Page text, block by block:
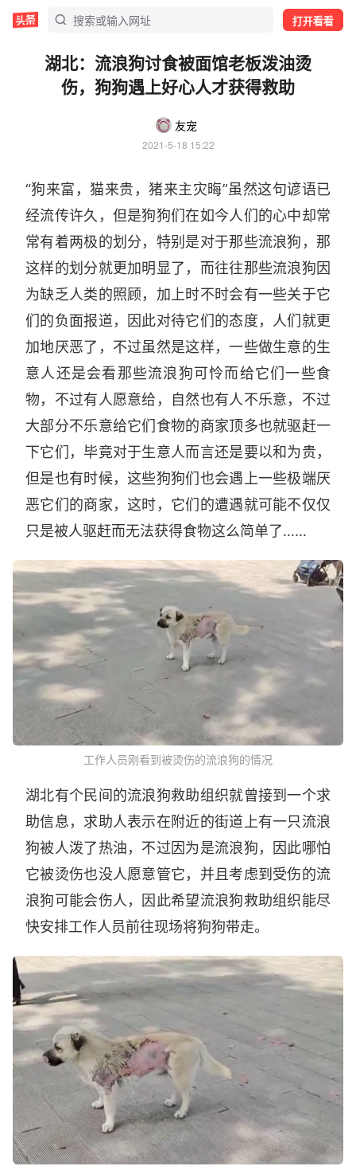
打开看看
湖北：流浪狗讨食被面馆老板泼油烫
伤，狗狗遇上好心人才获得救助
友宠
2021-5-18 15:22
“狗来富，猫来贵，猪来主灾晦”虽然这句谚语已
经流传许久，但是狗狗们在如今人们的心中却常
常有着两极的划分，特别是对于那些流浪狗，那
这样的划分就更加明显了，而往往那些流浪狗因
为缺乏人类的照顾，加上时不时会有一些关于它
们的负面报道，因此对待它们的态度，人们就更
加地厌恶了，不过虽然是这样，一些做生意的生
意人还是会看那些流浪狗可怜而给它们一些食
物，不过有人愿意给，自然也有人不乐意，不过
大部分不乐意给它们食物的商家顶多也就驱赶一
下它们，毕竟对于生意人而言还是要以和为贵，
但是也有时候，这些狗狗们也会遇上一些极端厌
恶它们的商家，这时，它们的遭遇就可能不仅仅
只是被人驱赶而无法获得食物这么简单了……
工作人员刚看到被烫伤的流浪狗的情况
湖北有个民间的流浪狗救助组织就曾接到一个求
助信息，求助人表示在附近的街道上有一只流浪
狗被人泼了热油，不过因为是流浪狗，因此哪怕
它被烫伤也没人愿意管它，并且考虑到受伤的流
浪狗可能会伤人，因此希望流浪狗救助组织能尽
快安排工作人员前往现场将狗狗带走。